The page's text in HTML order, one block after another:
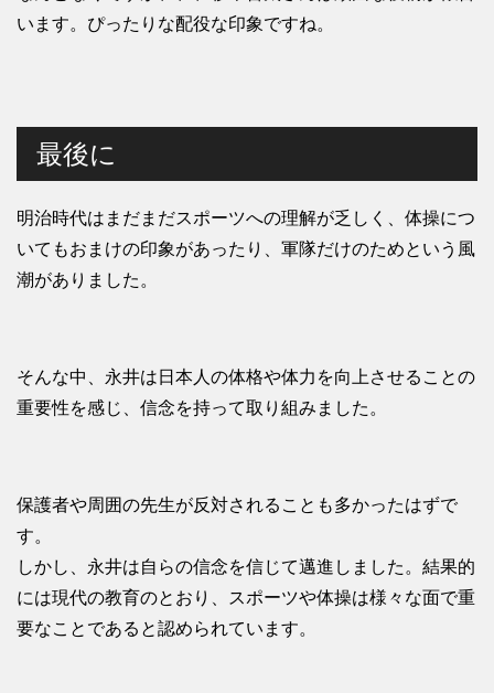
います。ぴったりな配役な印象ですね。
最後に
明治時代はまだまだスポーツへの理解が乏しく、体操につ
いてもおまけの印象があったり、軍隊だけのためという風
潮がありました。
そんな中、永井は日本人の体格や体力を向上させることの
重要性を感じ、信念を持って取り組みました。
保護者や周囲の先生が反対されることも多かったはずで
す。
しかし、永井は自らの信念を信じて邁進しました。結果的
には現代の教育のとおり、スポーツや体操は様々な面で重
要なことであると認められています。